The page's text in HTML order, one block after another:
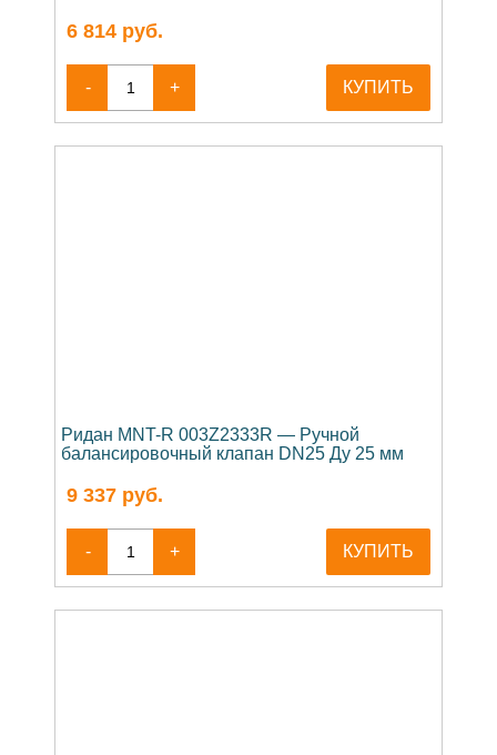
6 814 руб.
- + КУПИТЬ
Ридан MNT-R 003Z2333R — Ручной
балансировочный клапан DN25 Ду 25 мм
9 337 руб.
- + КУПИТЬ